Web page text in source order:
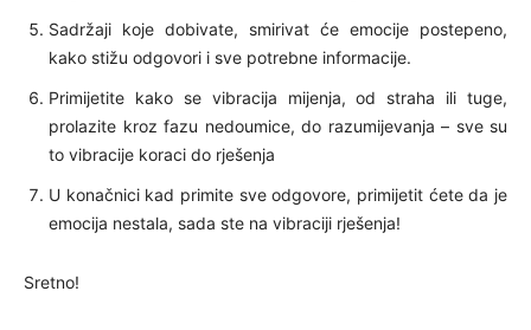
Sadržaji koje dobivate, smirivat će emocije postepeno,
kako stižu odgovori i sve potrebne informacije.
Primijetite kako se vibracija mijenja, od straha ili tuge,
prolazite kroz fazu nedoumice, do razumijevanja – sve su
to vibracije koraci do rješenja
U konačnici kad primite sve odgovore, primijetit ćete da je
emocija nestala, sada ste na vibraciji rješenja!
Sretno!